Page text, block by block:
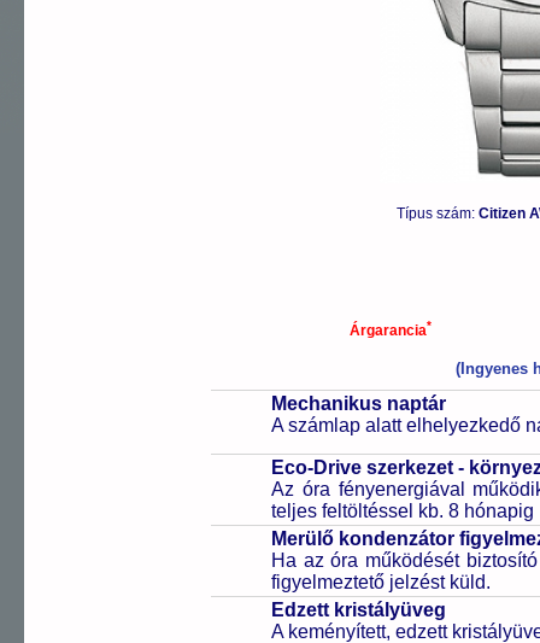
Típus szám: Citizen
Árgarancia*
(Ingyenes
Mechanikus naptár
A számlap alatt elhelyezkedő
Eco-Drive szerkezet -
Az óra fényenergiával
teljes feltöltéssel kb. 8
Merülő kondenzátor
Ha az óra működését
figyelmeztető jelzést küld.
Edzett kristályüveg
A keményített, edzett